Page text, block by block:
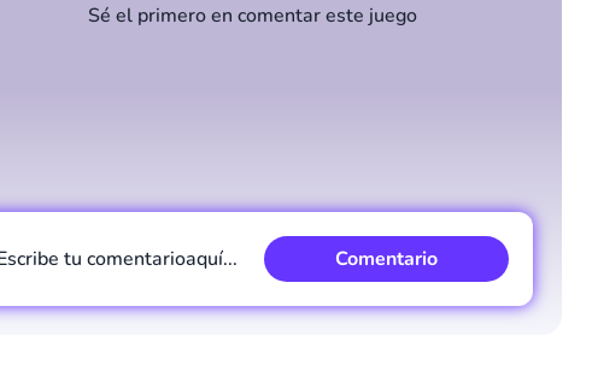
Sé el primero en comentar este juego
tu comentarioaquí... Comentario